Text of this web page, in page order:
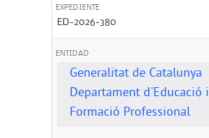
EXPEDIENTE
ED-2026-380
ENTIDAD
Generalitat de Catalunya
Departament d'Educació i
Formació Professional